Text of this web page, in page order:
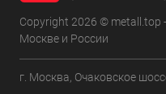
Copyright 2026 © metall.top
Москве и России
г. Москва, Очаковское